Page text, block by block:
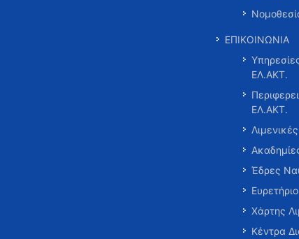
ΕΠΙΚΟΙΝΩΝΙΑ
ΕΛ.ΑΚΤ.
ΕΛ.ΑΚΤ.
Έδρες
Χάρτης
Κέντρα